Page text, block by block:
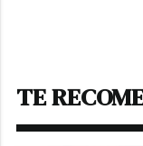
TE